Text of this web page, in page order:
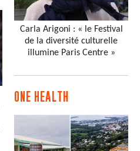
Carla Arigoni : « le Festival
de la diversité culturelle
illumine Paris Centre »
ONE HEALTH